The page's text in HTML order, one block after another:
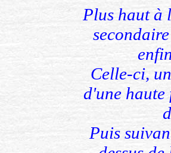
Plus haut à
secondaire
Celle-ci,
d'une
Puis